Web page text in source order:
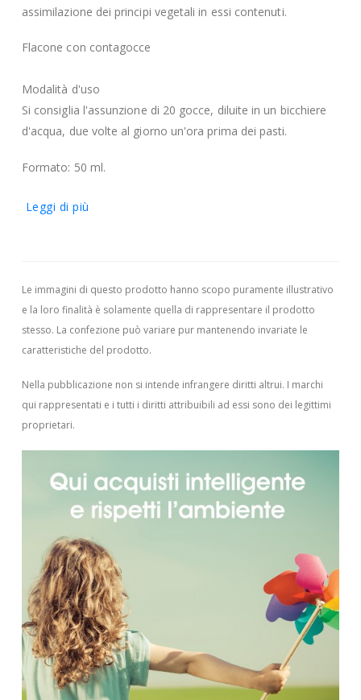
assimilazione dei principi vegetali in essi contenuti.
Flacone con contagocce
Modalità d'uso
Si consiglia l'assunzione di 20 gocce, diluite in un bicchiere
d'acqua, due volte al giorno un'ora prima dei pasti.
Formato: 50 ml.
Leggi di più
Le immagini di questo prodotto hanno scopo puramente illustrativo
e la loro finalità è solamente quella di rappresentare il prodotto
stesso. La confezione può variare pur mantenendo invariate le
caratteristiche del prodotto.
Nella pubblicazione non si intende infrangere diritti altrui. I marchi
qui rappresentati e i tutti i diritti attribuibili ad essi sono dei legittimi
proprietari.